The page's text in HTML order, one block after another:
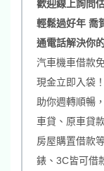
歡迎線上詢問
輕鬆過好年 喬
通電話解決你
汽車機車借款
現金立即入袋！
助你週轉順暢，
車貸、原車貸
房屋購置借款
錶、3C皆可借